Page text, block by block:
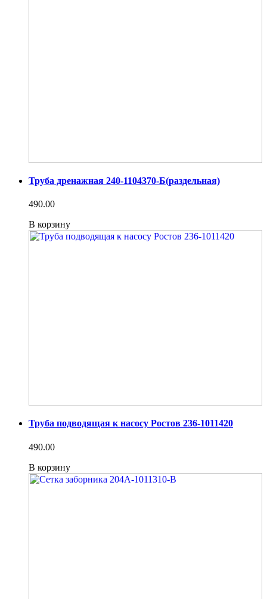
Труба дренажная 240-1104370-Б(раздельная)
490.00
В корзину
Труба подводящая к насосу Ростов 236-1011420
490.00
В корзину